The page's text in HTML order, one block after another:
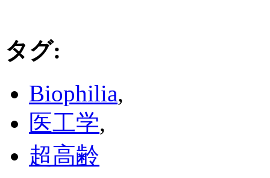
タグ:
Biophilia,
医工学,
超高齢